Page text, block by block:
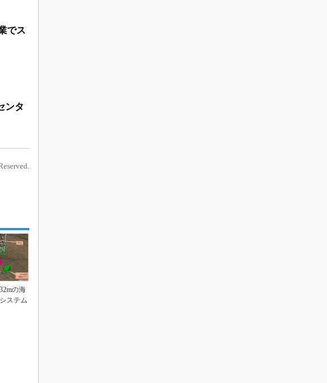
でス
ンタ
の海
ステム